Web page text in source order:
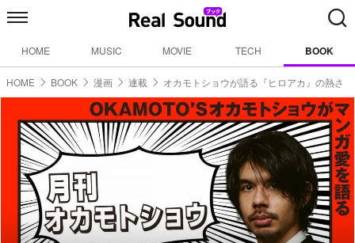
HOME MUSIC MOVIE TECH BOOK
HOME BOOK 漫画 連載 オカモトショウが語る『ヒロアカ』の熱さ